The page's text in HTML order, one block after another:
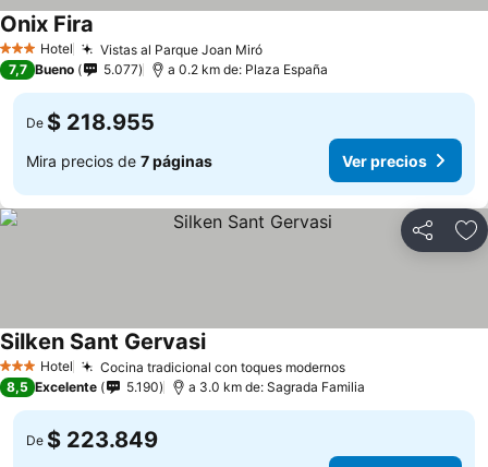
3 Estrellas
Hotel Vistas al Parque Joan Miró
Onix Fira
7,7 Bueno 5.077 a 0.2 km de: Plaza España
De $ 218.955
Mira precios de 7 páginas Ver precios
Compartir
3 Estrellas
Hotel Cocina tradicional con toques modernos
Silken Sant Gervasi
8,5 Excelente 5.190 a 3.0 km de: Sagrada Familia
De $ 223.849